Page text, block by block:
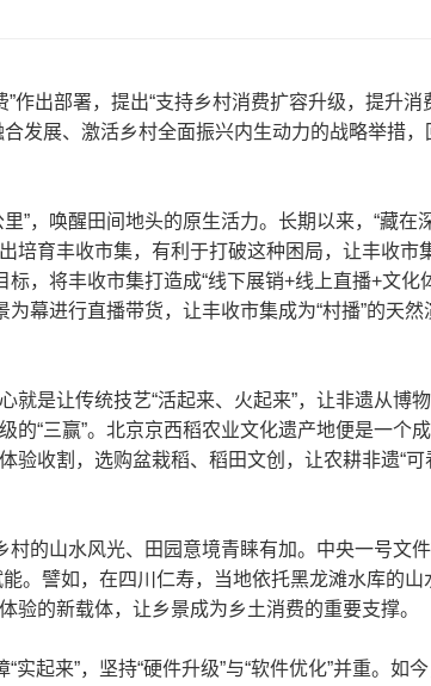
作出部署，提出“支持乡村消费扩容升级，提升
发展、激活乡村全面振兴内生动力的战略举措
”，唤醒田间地头的原生活力。长期以来，“藏在
培育丰收市集，有利于打破这种困局，让丰收市
，将丰收市集打造成“线下展销+线上直播+文化
幕进行直播带货，让丰收市集成为“村播”的天
就是让传统技艺“活起来、火起来”，让非遗从博
的“三赢”。北京京西稻农业文化遗产地便是一个
收割，选购盆栽稻、稻田文创，让农耕非遗“
村的山水风光、田园意境青睐有加。中央一号文
能。譬如，在四川仁寿，当地依托黑龙滩水库的
验的新载体，让乡景成为乡土消费的重要支撑。
实起来”，坚持“硬件升级”与“软件优化”并重。